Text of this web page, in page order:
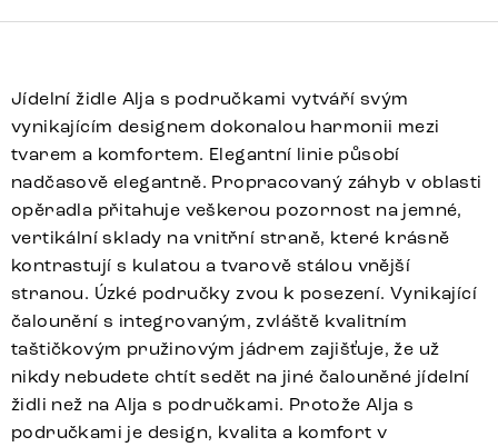
Jídelní židle Alja s područkami vytváří svým
vynikajícím designem dokonalou harmonii mezi
tvarem a komfortem. Elegantní linie působí
nadčasově elegantně. Propracovaný záhyb v oblasti
opěradla přitahuje veškerou pozornost na jemné,
vertikální sklady na vnitřní straně, které krásně
kontrastují s kulatou a tvarově stálou vnější
stranou. Úzké područky zvou k posezení. Vynikající
čalounění s integrovaným, zvláště kvalitním
taštičkovým pružinovým jádrem zajišťuje, že už
nikdy nebudete chtít sedět na jiné čalouněné jídelní
židli než na Alja s područkami. Protože Alja s
područkami je design, kvalita a komfort v